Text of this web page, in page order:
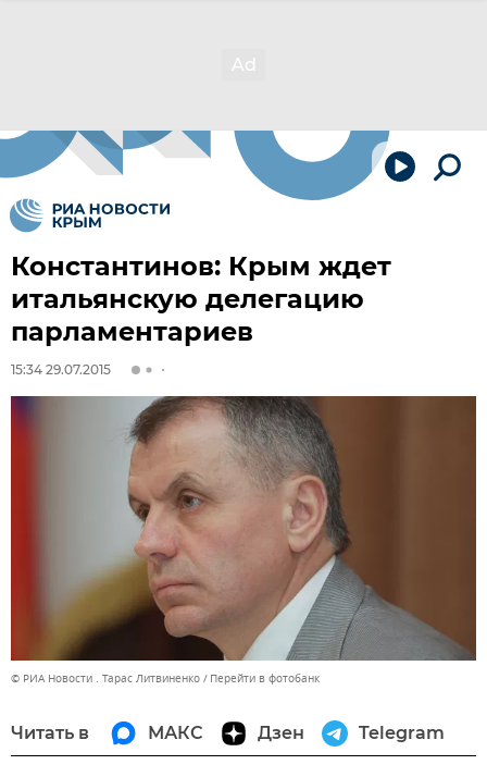
Константинов: Крым ждет
итальянскую делегацию
парламентариев
15:34 29.07.2015
© РИА Новости . Тарас Литвиненко Перейти в фотобанк
Читать в МАКС Дзен Telegram